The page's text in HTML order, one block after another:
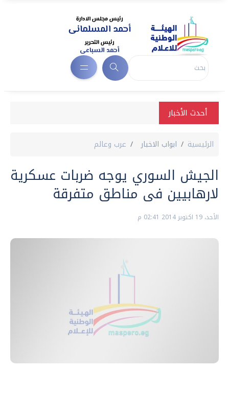
أحدث الأخبار
الرئيسية ابواب الاخبار عرب وعالم
الجيش السوري يوجه ضربات عسكرية
لارهابيين فى مناطق متفرقة
الأحد، 19 اكتوبر 2014 02:41 م